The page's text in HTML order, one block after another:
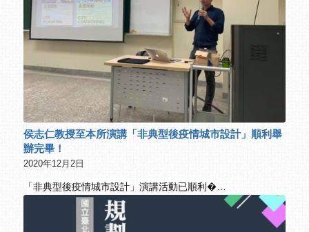
侯志仁教授至本所演講「非典型後疫情城市設計」順利舉
辦完畢！
2020年12月2日
「非典型後疫情城市設計」演講活動已順利�…